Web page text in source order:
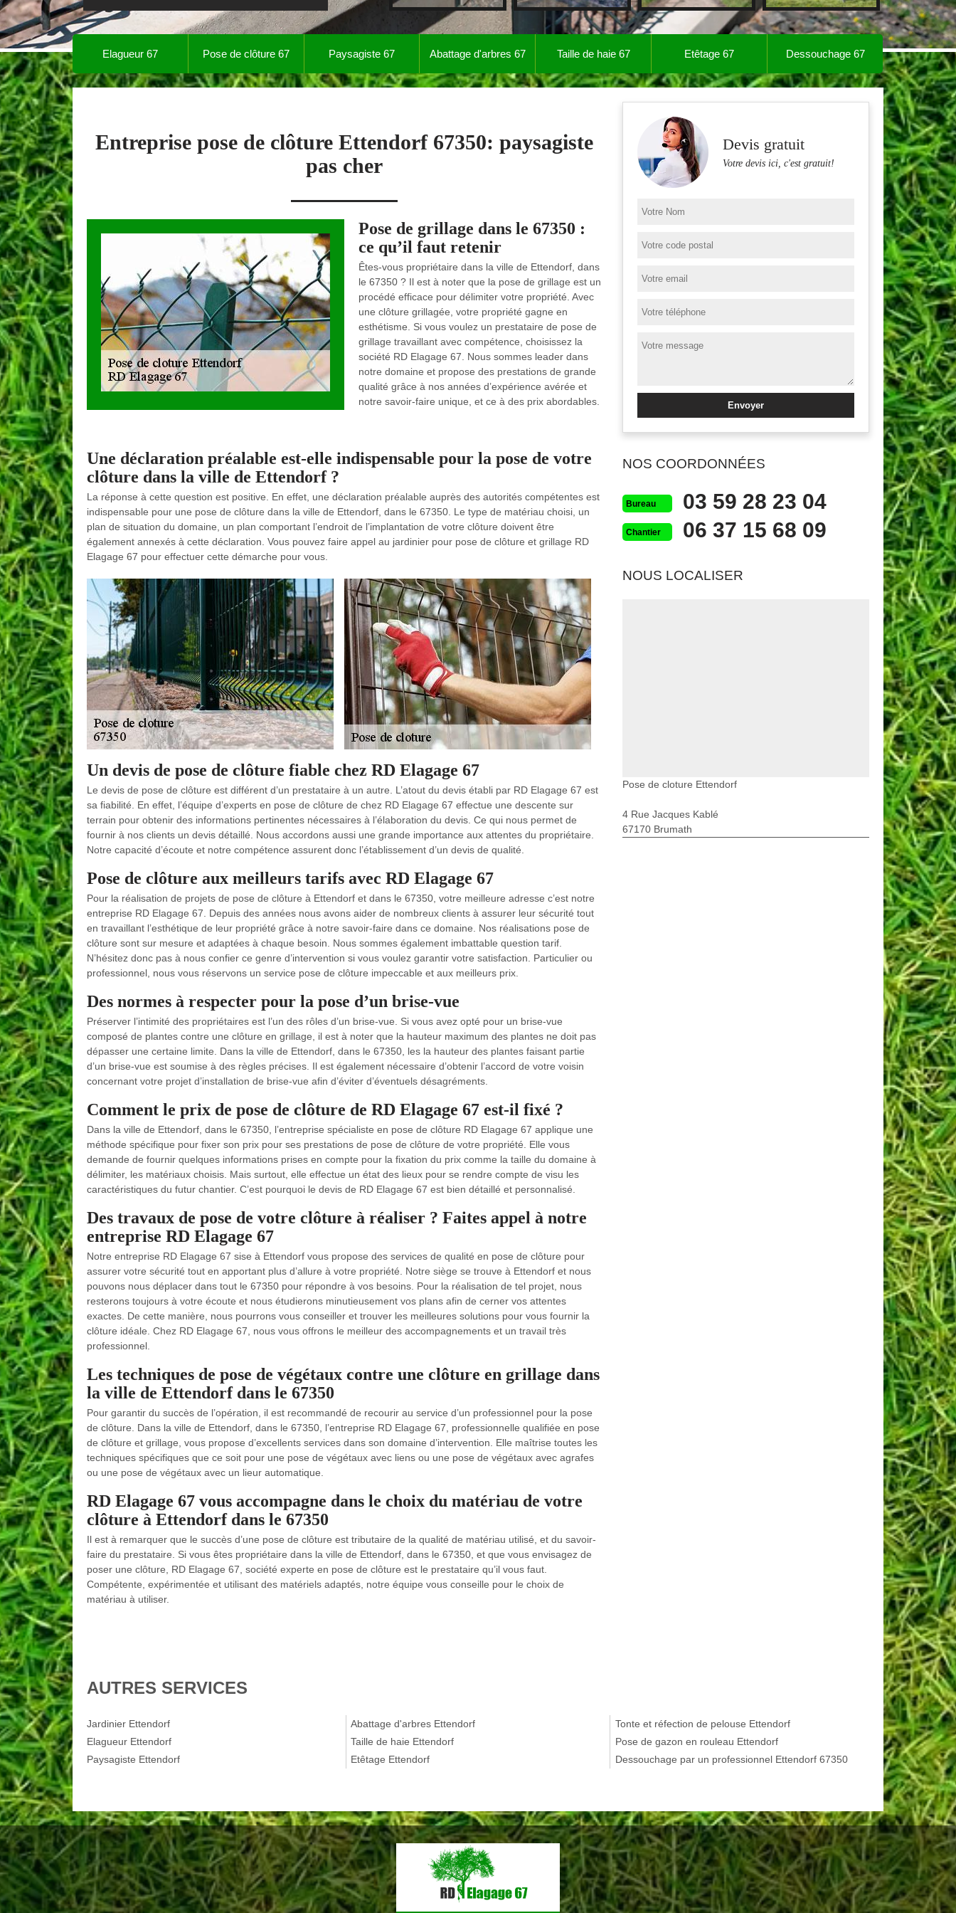
Elagueur 67 Pose de clôture 67 Paysagiste 67 Abattage d'arbres 67 Taille de haie 67 Etêtage 67 Dessouchage 67
Entreprise pose de clôture Ettendorf 67350: paysagiste
pas cher
Pose de grillage dans le 67350 :
ce qu’il faut retenir
Êtes-vous propriétaire dans la ville de Ettendorf, dans
le 67350 ? Il est à noter que la pose de grillage est un
procédé efficace pour délimiter votre propriété. Avec
une clôture grillagée, votre propriété gagne en
esthétisme. Si vous voulez un prestataire de pose de
grillage travaillant avec compétence, choisissez la
société RD Elagage 67. Nous sommes leader dans
notre domaine et propose des prestations de grande
qualité grâce à nos années d’expérience avérée et
notre savoir-faire unique, et ce à des prix abordables.
Une déclaration préalable est-elle indispensable pour la pose de votre
clôture dans la ville de Ettendorf ?
La réponse à cette question est positive. En effet, une déclaration préalable auprès des autorités compétentes est
indispensable pour une pose de clôture dans la ville de Ettendorf, dans le 67350. Le type de matériau choisi, un
plan de situation du domaine, un plan comportant l’endroit de l’implantation de votre clôture doivent être
également annexés à cette déclaration. Vous pouvez faire appel au jardinier pour pose de clôture et grillage RD
Elagage 67 pour effectuer cette démarche pour vous.
Un devis de pose de clôture fiable chez RD Elagage 67
Le devis de pose de clôture est différent d’un prestataire à un autre. L’atout du devis établi par RD Elagage 67 est
sa fiabilité. En effet, l’équipe d’experts en pose de clôture de chez RD Elagage 67 effectue une descente sur
terrain pour obtenir des informations pertinentes nécessaires à l’élaboration du devis. Ce qui nous permet de
fournir à nos clients un devis détaillé. Nous accordons aussi une grande importance aux attentes du propriétaire.
Notre capacité d’écoute et notre compétence assurent donc l’établissement d’un devis de qualité.
Pose de clôture aux meilleurs tarifs avec RD Elagage 67
Pour la réalisation de projets de pose de clôture à Ettendorf et dans le 67350, votre meilleure adresse c’est notre
entreprise RD Elagage 67. Depuis des années nous avons aider de nombreux clients à assurer leur sécurité tout
en travaillant l’esthétique de leur propriété grâce à notre savoir-faire dans ce domaine. Nos réalisations pose de
clôture sont sur mesure et adaptées à chaque besoin. Nous sommes également imbattable question tarif.
N’hésitez donc pas à nous confier ce genre d’intervention si vous voulez garantir votre satisfaction. Particulier ou
professionnel, nous vous réservons un service pose de clôture impeccable et aux meilleurs prix.
Des normes à respecter pour la pose d’un brise-vue
Préserver l’intimité des propriétaires est l’un des rôles d’un brise-vue. Si vous avez opté pour un brise-vue
composé de plantes contre une clôture en grillage, il est à noter que la hauteur maximum des plantes ne doit pas
dépasser une certaine limite. Dans la ville de Ettendorf, dans le 67350, les la hauteur des plantes faisant partie
d’un brise-vue est soumise à des règles précises. Il est également nécessaire d’obtenir l’accord de votre voisin
concernant votre projet d’installation de brise-vue afin d’éviter d’éventuels désagréments.
Comment le prix de pose de clôture de RD Elagage 67 est-il fixé ?
Dans la ville de Ettendorf, dans le 67350, l’entreprise spécialiste en pose de clôture RD Elagage 67 applique une
méthode spécifique pour fixer son prix pour ses prestations de pose de clôture de votre propriété. Elle vous
demande de fournir quelques informations prises en compte pour la fixation du prix comme la taille du domaine à
délimiter, les matériaux choisis. Mais surtout, elle effectue un état des lieux pour se rendre compte de visu les
caractéristiques du futur chantier. C’est pourquoi le devis de RD Elagage 67 est bien détaillé et personnalisé.
Des travaux de pose de votre clôture à réaliser ? Faites appel à notre
entreprise RD Elagage 67
Notre entreprise RD Elagage 67 sise à Ettendorf vous propose des services de qualité en pose de clôture pour
assurer votre sécurité tout en apportant plus d’allure à votre propriété. Notre siège se trouve à Ettendorf et nous
pouvons nous déplacer dans tout le 67350 pour répondre à vos besoins. Pour la réalisation de tel projet, nous
resterons toujours à votre écoute et nous étudierons minutieusement vos plans afin de cerner vos attentes
exactes. De cette manière, nous pourrons vous conseiller et trouver les meilleures solutions pour vous fournir la
clôture idéale. Chez RD Elagage 67, nous vous offrons le meilleur des accompagnements et un travail très
professionnel.
Les techniques de pose de végétaux contre une clôture en grillage dans
la ville de Ettendorf dans le 67350
Pour garantir du succès de l’opération, il est recommandé de recourir au service d’un professionnel pour la pose
de clôture. Dans la ville de Ettendorf, dans le 67350, l’entreprise RD Elagage 67, professionnelle qualifiée en pose
de clôture et grillage, vous propose d’excellents services dans son domaine d’intervention. Elle maîtrise toutes les
techniques spécifiques que ce soit pour une pose de végétaux avec liens ou une pose de végétaux avec agrafes
ou une pose de végétaux avec un lieur automatique.
RD Elagage 67 vous accompagne dans le choix du matériau de votre
clôture à Ettendorf dans le 67350
Il est à remarquer que le succès d’une pose de clôture est tributaire de la qualité de matériau utilisé, et du savoir-
faire du prestataire. Si vous êtes propriétaire dans la ville de Ettendorf, dans le 67350, et que vous envisagez de
poser une clôture, RD Elagage 67, société experte en pose de clôture est le prestataire qu’il vous faut.
Compétente, expérimentée et utilisant des matériels adaptés, notre équipe vous conseille pour le choix de
matériau à utiliser.
Devis gratuit
Votre devis ici, c'est gratuit!
NOS COORDONNÉES
Bureau 03 59 28 23 04
Chantier 06 37 15 68 09
NOUS LOCALISER
Pose de cloture Ettendorf
4 Rue Jacques Kablé
67170 Brumath
AUTRES SERVICES
Jardinier Ettendorf
Elagueur Ettendorf
Paysagiste Ettendorf
Abattage d'arbres Ettendorf
Taille de haie Ettendorf
Etêtage Ettendorf
Tonte et réfection de pelouse Ettendorf
Pose de gazon en rouleau Ettendorf
Dessouchage par un professionnel Ettendorf 67350